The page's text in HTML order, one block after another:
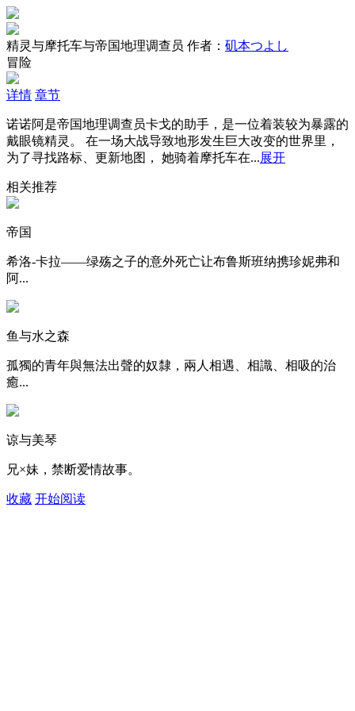
精灵与摩托车与帝国地理调查员 作者： 矶本つよし
冒险
详情 章节
诺诺阿是帝国地理调查员卡戈的助手，是一位着装较为暴露的
戴眼镜精灵。 在一场大战导致地形发生巨大改变的世界里，
为了寻找路标、更新地图， 她骑着摩托车在...展开
相关推荐
帝国
希洛-卡拉——绿殇之子的意外死亡让布鲁斯班纳携珍妮弗和
阿...
鱼与水之森
孤獨的青年與無法出聲的奴隸，兩人相遇、相識、相吸的治
癒...
谅与美琴
兄×妹，禁断爱情故事。
收藏 开始阅读